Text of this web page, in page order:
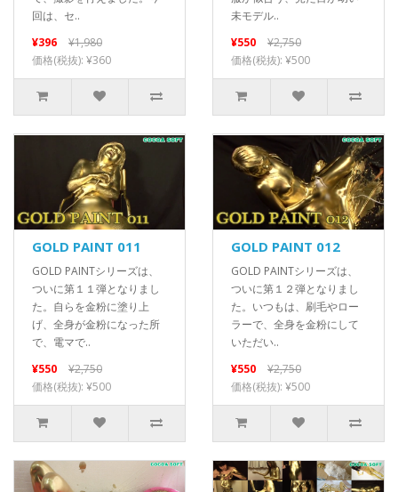
回は、セ..
¥396
¥1,980
価格(税抜): ¥360
未モデル..
¥550
¥2,750
価格(税抜): ¥500
GOLD PAINT 011
GOLD PAINTシリーズは、
ついに第１１弾となりまし
た。自らを金粉に塗り上
げ、全身が金粉になった所
で、電マで..
¥550
¥2,750
価格(税抜): ¥500
GOLD PAINT 012
GOLD PAINTシリーズは、
ついに第１２弾となりまし
た。いつもは、刷毛やロー
ラーで、全身を金粉にして
いただい..
¥550
¥2,750
価格(税抜): ¥500